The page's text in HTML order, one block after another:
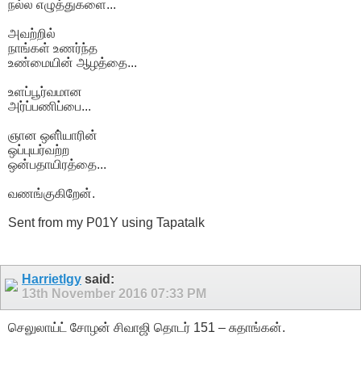
நல்ல எழுத்துகளை...
அவற்றில்
நாங்கள் உணர்ந்த
உண்மையின் ஆழத்தை...
உளப்பூர்வமான
அர்ப்பணிப்பை...
ஞான ஒளி்யாரின்
ஒப்புயர்வற்ற
ஒன்பதாயிரத்தை...
வணங்குகிறேன்.
Sent from my P01Y using Tapatalk
Harrietlgy said:
13th November 2016 07:33 PM
செலுலாய்ட் சோழன் சிவாஜி தொடர் 151 – சுதாங்கன்.